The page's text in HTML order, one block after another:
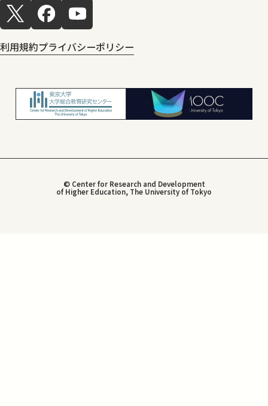
利用規約プライバシーポリシー
© Center for Research and Development
of Higher Education, The University of Tokyo